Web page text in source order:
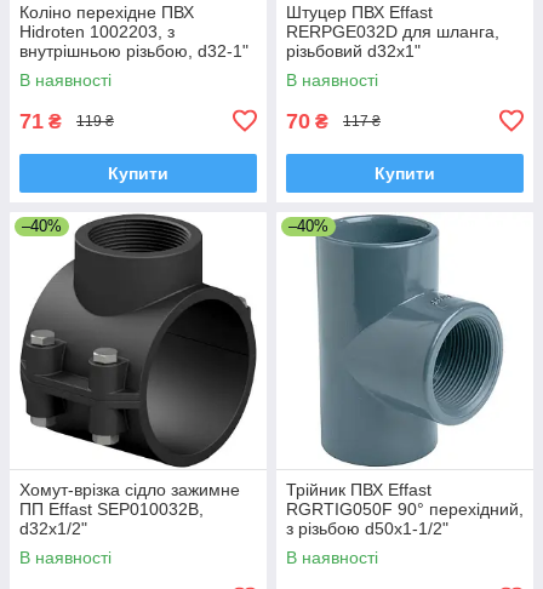
Коліно перехідне ПВХ
Hidroten 1002203, з
внутрішньою різьбою, d32-1"
В наявності
71 ₴ 119 ₴
Купити
Штуцер ПВХ Effast
RERPGE032D для шланга,
різьбовий d32х1"
В наявності
70 ₴ 117 ₴
Купити
–40%
Хомут-врізка сідло зажимне
ПП Effast SEP010032B,
d32x1/2"
В наявності
–40%
Трійник ПВХ Effast
RGRTIG050F 90° перехідний,
з різьбою d50x1-1/2"
В наявності